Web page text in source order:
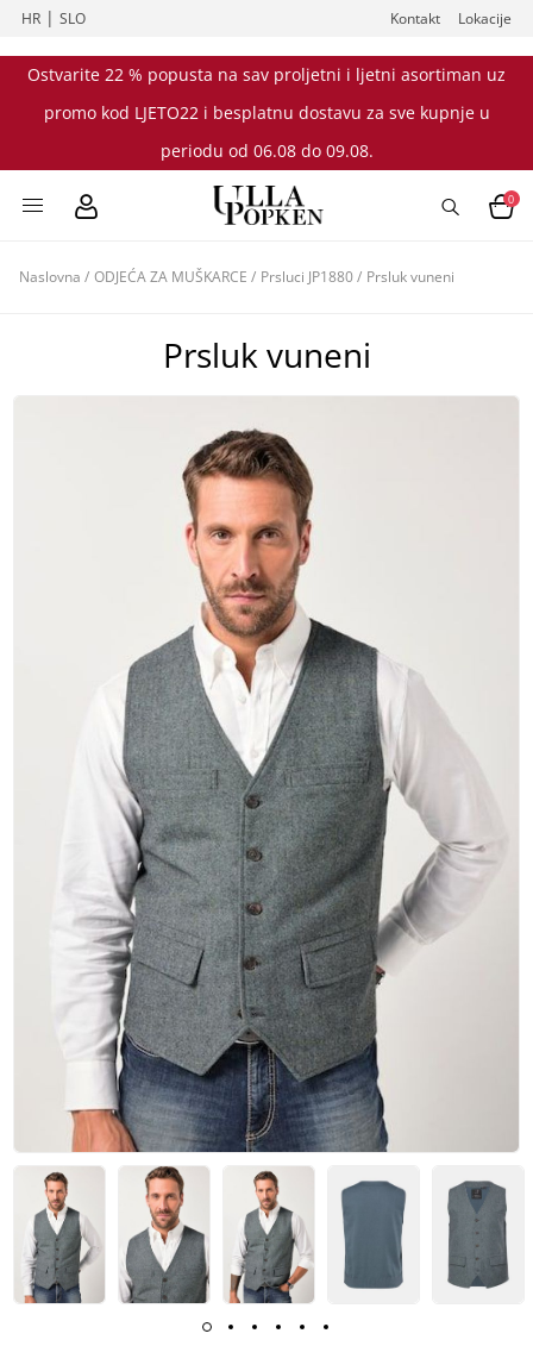
HR |SLO Kontakt Lokacije
Ostvarite 22 % popusta na sav proljetni i ljetni asortiman uz
promo kod LJETO22 i besplatnu dostavu za sve kupnje u
periodu od 06.08 do 09.08.
0
Naslovna / ODJEĆA ZA MUŠKARCE / Prsluci JP1880/ Prsluk vuneni
Prsluk vuneni